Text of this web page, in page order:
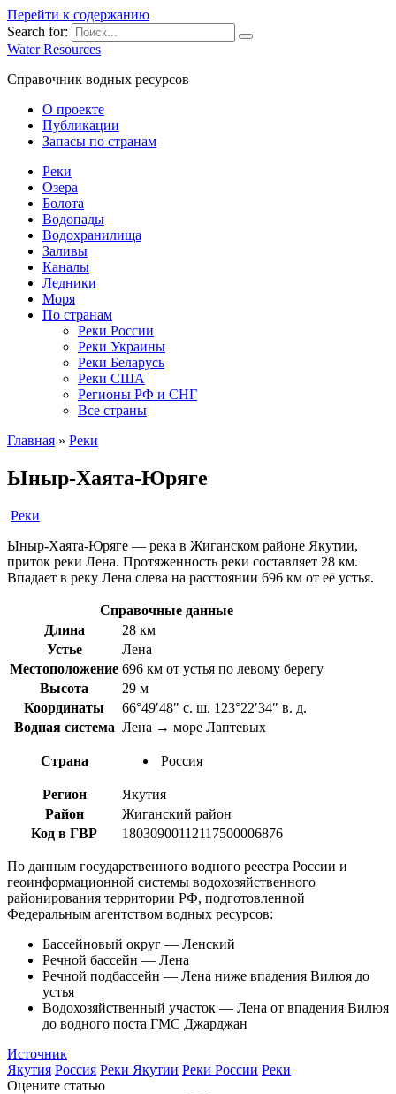
Перейти к содержанию
Search for:
Water Resources
Справочник водных ресурсов
О проекте
Публикации
Запасы по странам
Реки
Озера
Болота
Водопады
Водохранилища
Заливы
Каналы
Ледники
Моря
По странам
Реки России
Реки Украины
Реки Беларусь
Реки США
Регионы РФ и СНГ
Все страны
Главная » Реки
Ыныр-Хаята-Юряге
Реки
Ыныр-Хаята-Юряге — река в Жиганском районе Якутии,
приток реки Лена. Протяженность реки составляет 28 км.
Впадает в реку Лена слева на расстоянии 696 км от её устья.
Справочные данные
Длина
28 км
Устье
Лена
Местоположение 696 км от устья по левому берегу
Высота
29 м
Координаты
66°49′48″ с. ш. 123°22′34″ в. д.
Водная система Лена → море Лаптевых
Страна Россия
Регион
Якутия
Район
Жиганский район
Код в ГВР
18030900112117500006876
По данным государственного водного реестра России и
геоинформационной системы водохозяйственного
районирования территории РФ, подготовленной
Федеральным агентством водных ресурсов:
Бассейновый округ — Ленский
Речной бассейн — Лена
Речной подбассейн — Лена ниже впадения Вилюя до
устья
Водохозяйственный участок — Лена от впадения Вилюя
до водного поста ГМС Джарджан
Источник
Якутия Россия Реки Якутии Реки России Реки
Оцените статью